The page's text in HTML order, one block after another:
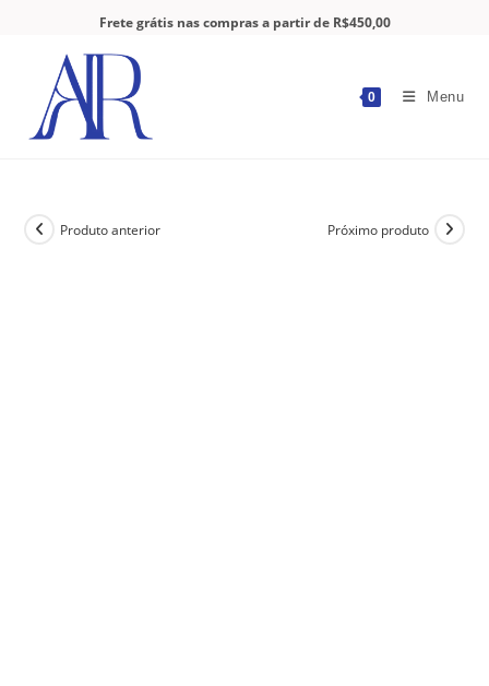
Frete grátis nas compras a partir de R$450,00
0 Menu
Produto anterior Próximo produto